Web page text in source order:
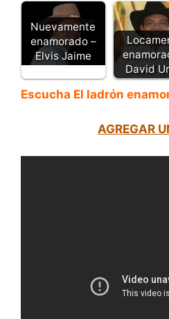
Nuevamente
enamorado –
Elvis Jaime
David
Escucha El ladrón
AGREGAR